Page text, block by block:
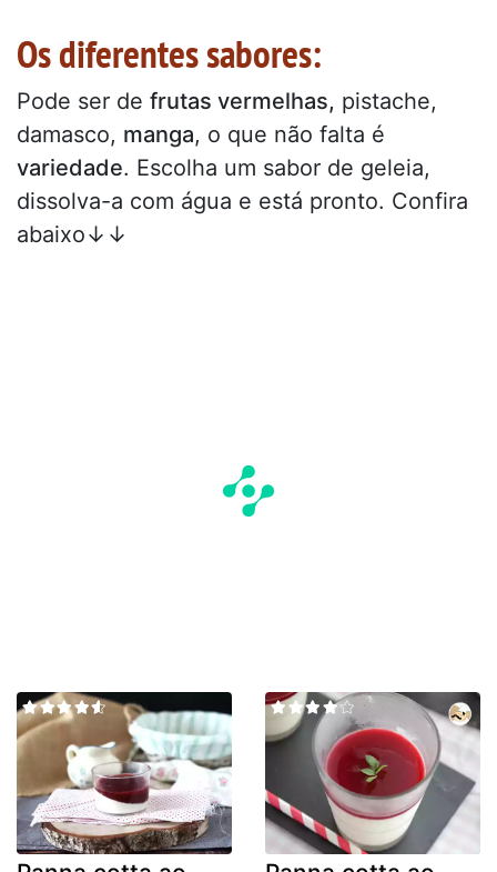
Os diferentes sabores:
Pode ser de frutas vermelhas, pistache,
damasco, manga, o que não falta é
variedade. Escolha um sabor de geleia,
dissolva-a com água e está pronto. Confira
abaixo↓↓